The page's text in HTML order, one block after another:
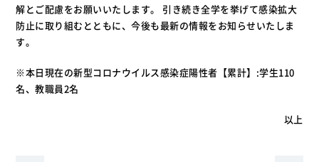
解とご配慮をお願いいたします。 引き続き全学を挙げて感染拡大
防止に取り組むとともに、今後も最新の情報をお知らせいたしま
す。
※本日現在の新型コロナウイルス感染症陽性者【累計】:学生110
名、教職員2名
以上